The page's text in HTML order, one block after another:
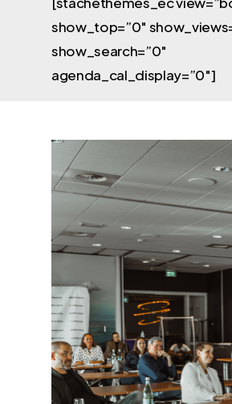
show_top=”0″
show_search=”0″
agenda_cal_display=”0″]